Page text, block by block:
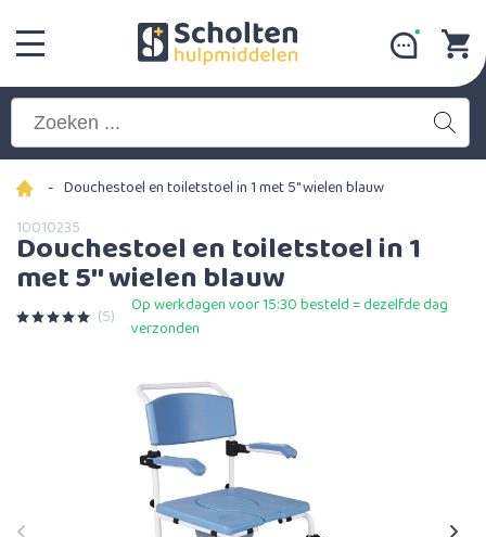
- Douchestoel en toiletstoel in 1 met 5'' wielen blauw
10010235
Douchestoel en toiletstoel in 1
met 5'' wielen blauw
(5)
Op werkdagen voor 15:30 besteld = dezelfde dag
verzonden